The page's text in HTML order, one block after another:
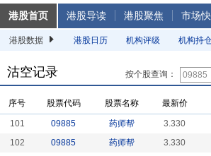
港股首页 港股导读 港股聚焦 市场
港股数据 港股日历 机构评级 机构持
沽空记录 按个股查询：
序号 股票代码 股票名称 最新价
101 09885 药师帮 3.330
102
09885 药师帮 3.330